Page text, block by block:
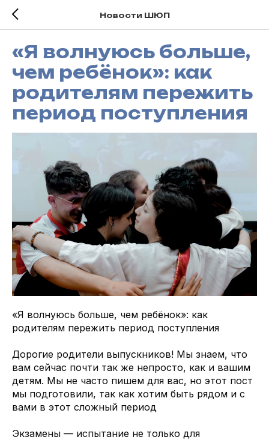
Новости ШЮП
«Я волнуюсь больше,
чем ребёнок»: как
родителям пережить
период поступления
«Я волнуюсь больше, чем ребёнок»: как
родителям пережить период поступления
Дорогие родители выпускников! Мы знаем, что
вам сейчас почти так же непросто, как и вашим
детям. Мы не часто пишем для вас, но этот пост
мы подготовили, так как хотим быть рядом и с
вами в этот сложный период
Экзамены — испытание не только для